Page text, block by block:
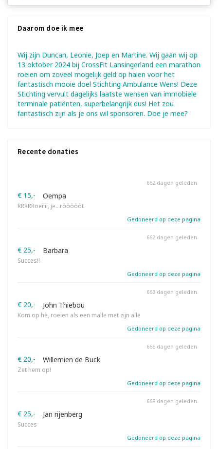
Daarom doe ik mee
Wij zijn Duncan, Leonie, Joep en Martine. Wij gaan wij op
13 oktober 2024 bij CrossFit Lansingerland een marathon
roeien om zoveel mogelijk geld op halen voor het
fantastisch mooie doel Stichting Ambulance Wens! Deze
Stichting vervult dagelijks laatste wensen van immobiele
terminale patiënten, superbelangrijk dus! Het zou
fantastisch zijn als je ons wil sponsoren. Doe je mee?
Recente donaties
€ 15,- Oempa
RRRRRoeiiii, je…ròòòòòt
662 dagen geleden
Gedoneerd op deze pagina
€ 25,- Barbara
Succes!!
662 dagen geleden
Gedoneerd op deze pagina
€ 20,- John Thiebou
Kom op hè, roeien als een malle met zijn alle
663 dagen geleden
Gedoneerd op deze pagina
€ 20,- Willemien de Buck
Zet hem op!
666 dagen geleden
Gedoneerd op deze pagina
€ 25,- Jan rijenberg
Succes
668 dagen geleden
Gedoneerd op deze pagina